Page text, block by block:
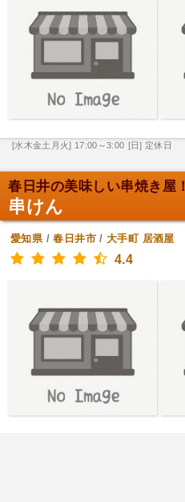
[水木金土月火] 17:00～3:00 [日] 定休日
春日井の美味しい串焼き屋！
串けん
愛知県/春日井市/大手町 居酒屋
4.4